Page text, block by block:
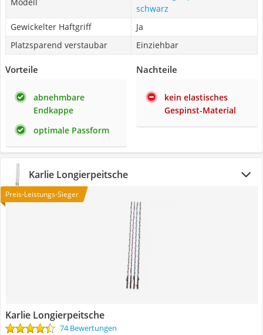
schwarz
Gewickelter Haftgriff
Ja
Platzsparend verstaubar
Einziehbar
Vorteile
abnehmbare
Endkappe
optimale Passform
Nachteile
kein elastisches
Gespinst-Material
Karlie Longierpeitsche
Preis-Leistungs-Sieger
Karlie Longierpeitsche
74 Bewertungen